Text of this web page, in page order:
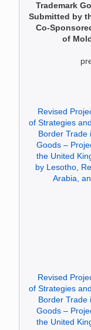
Trademark
Submitted by
Co-
of